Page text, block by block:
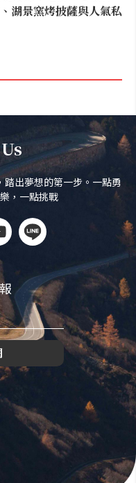
湖景窯烤披薩與人氣私
出夢想的第一步。一點勇
，一點挑戰